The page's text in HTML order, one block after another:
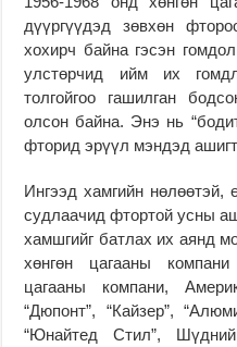
дүүргүүдэд зөв­хөн
хохирч байна гэсэн
улстөрчид ийм их
толгойгоо гашилган
олсон байна. Энэ нь
фторид эрүүл мэндэд
Ингээд хамгийн
судлаачид фтортой усны
хамшгийг батлах их аянд
хөнгөн ца­гааны
цагааны компани,
“Дюпонт”, “Кай­зер”,
“Юнайтед Стил”,